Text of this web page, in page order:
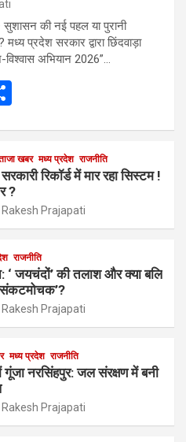
सुशासन की नई पहल या पुरानी
प्रदेश सरकार द्वारा छिंदवाड़ा
अभियान 2026”…
eखबर मध्य प्रदेश राजनीति
रिकॉर्ड में मार रहा सिस्टम !
?
Rakesh Prajapati
राजनीति
‘ जयचंदों’ की तलाश और क्या बलि
Rakesh Prajapati
मध्य प्रदेश राजनीति
गूंजा नरसिंहपुर: जल संरक्षण में बनी
Rakesh Prajapati